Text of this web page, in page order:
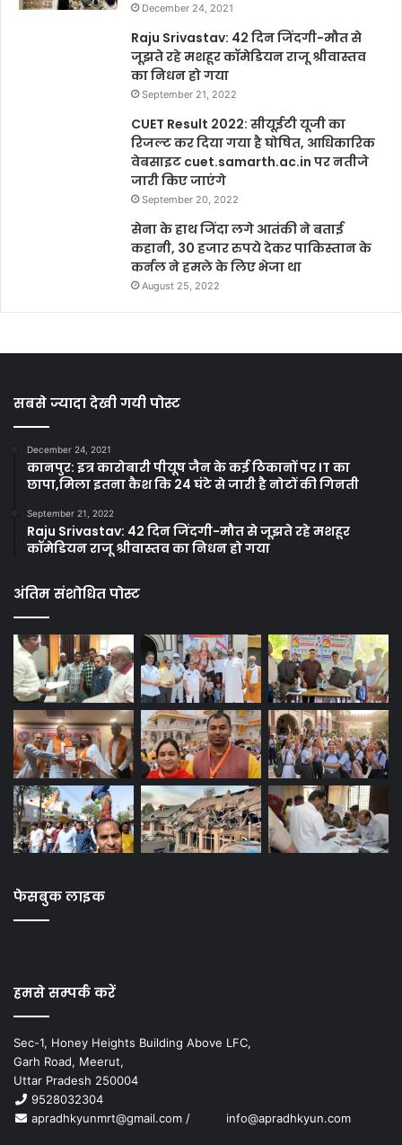
December 24, 2021
Raju Srivastav: 42 दिन जिंदगी-मौत से
जूझते रहे मशहूर कॉमेडियन राजू श्रीवास्तव
का निधन हो गया
September 21, 2022
CUET Result 2022: सीयूईटी यूजी का
रिजल्ट कर दिया गया है घोषित, आधिकारिक
वेबसाइट cuet.samarth.ac.in पर नतीजे
जारी किए जाएंगे
September 20, 2022
सेना के हाथ जिंदा लगे आतंकी ने बताई
कहानी, 30 हजार रुपये देकर पाकिस्तान के
कर्नल ने हमले के लिए भेजा था
August 25, 2022
सबसे ज्यादा देखी गयी पोस्ट
December 24, 2021
कानपुर: इत्र कारोबारी पीयूष जैन के कई ठिकानों पर IT का
छापा,मिला इतना कैश कि 24 घंटे से जारी है नोटों की गिनती
September 21, 2022
Raju Srivastav: 42 दिन जिंदगी-मौत से जूझते रहे मशहूर
कॉमेडियन राजू श्रीवास्तव का निधन हो गया
अंतिम संशोधित पोस्ट
फेसबुक लाइक
हमसे सम्पर्क करें
Sec-1, Honey Heights Building Above LFC,
Garh Road, Meerut,
Uttar Pradesh 250004
9528032304
apradhkyunmrt@gmail.com / info@apradhkyun.com